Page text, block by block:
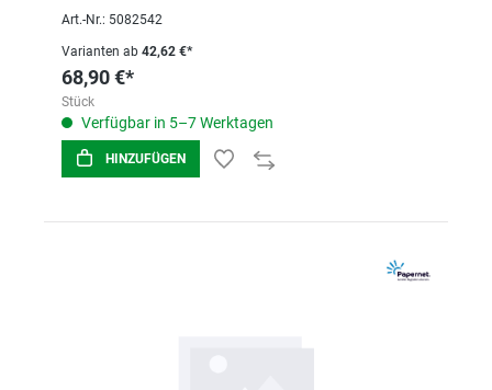
Art.-Nr.: 5082542
Varianten ab 42,62 €*
68,90 €*
Stück
Verfügbar in 5–7 Werktagen
HINZUFÜGEN